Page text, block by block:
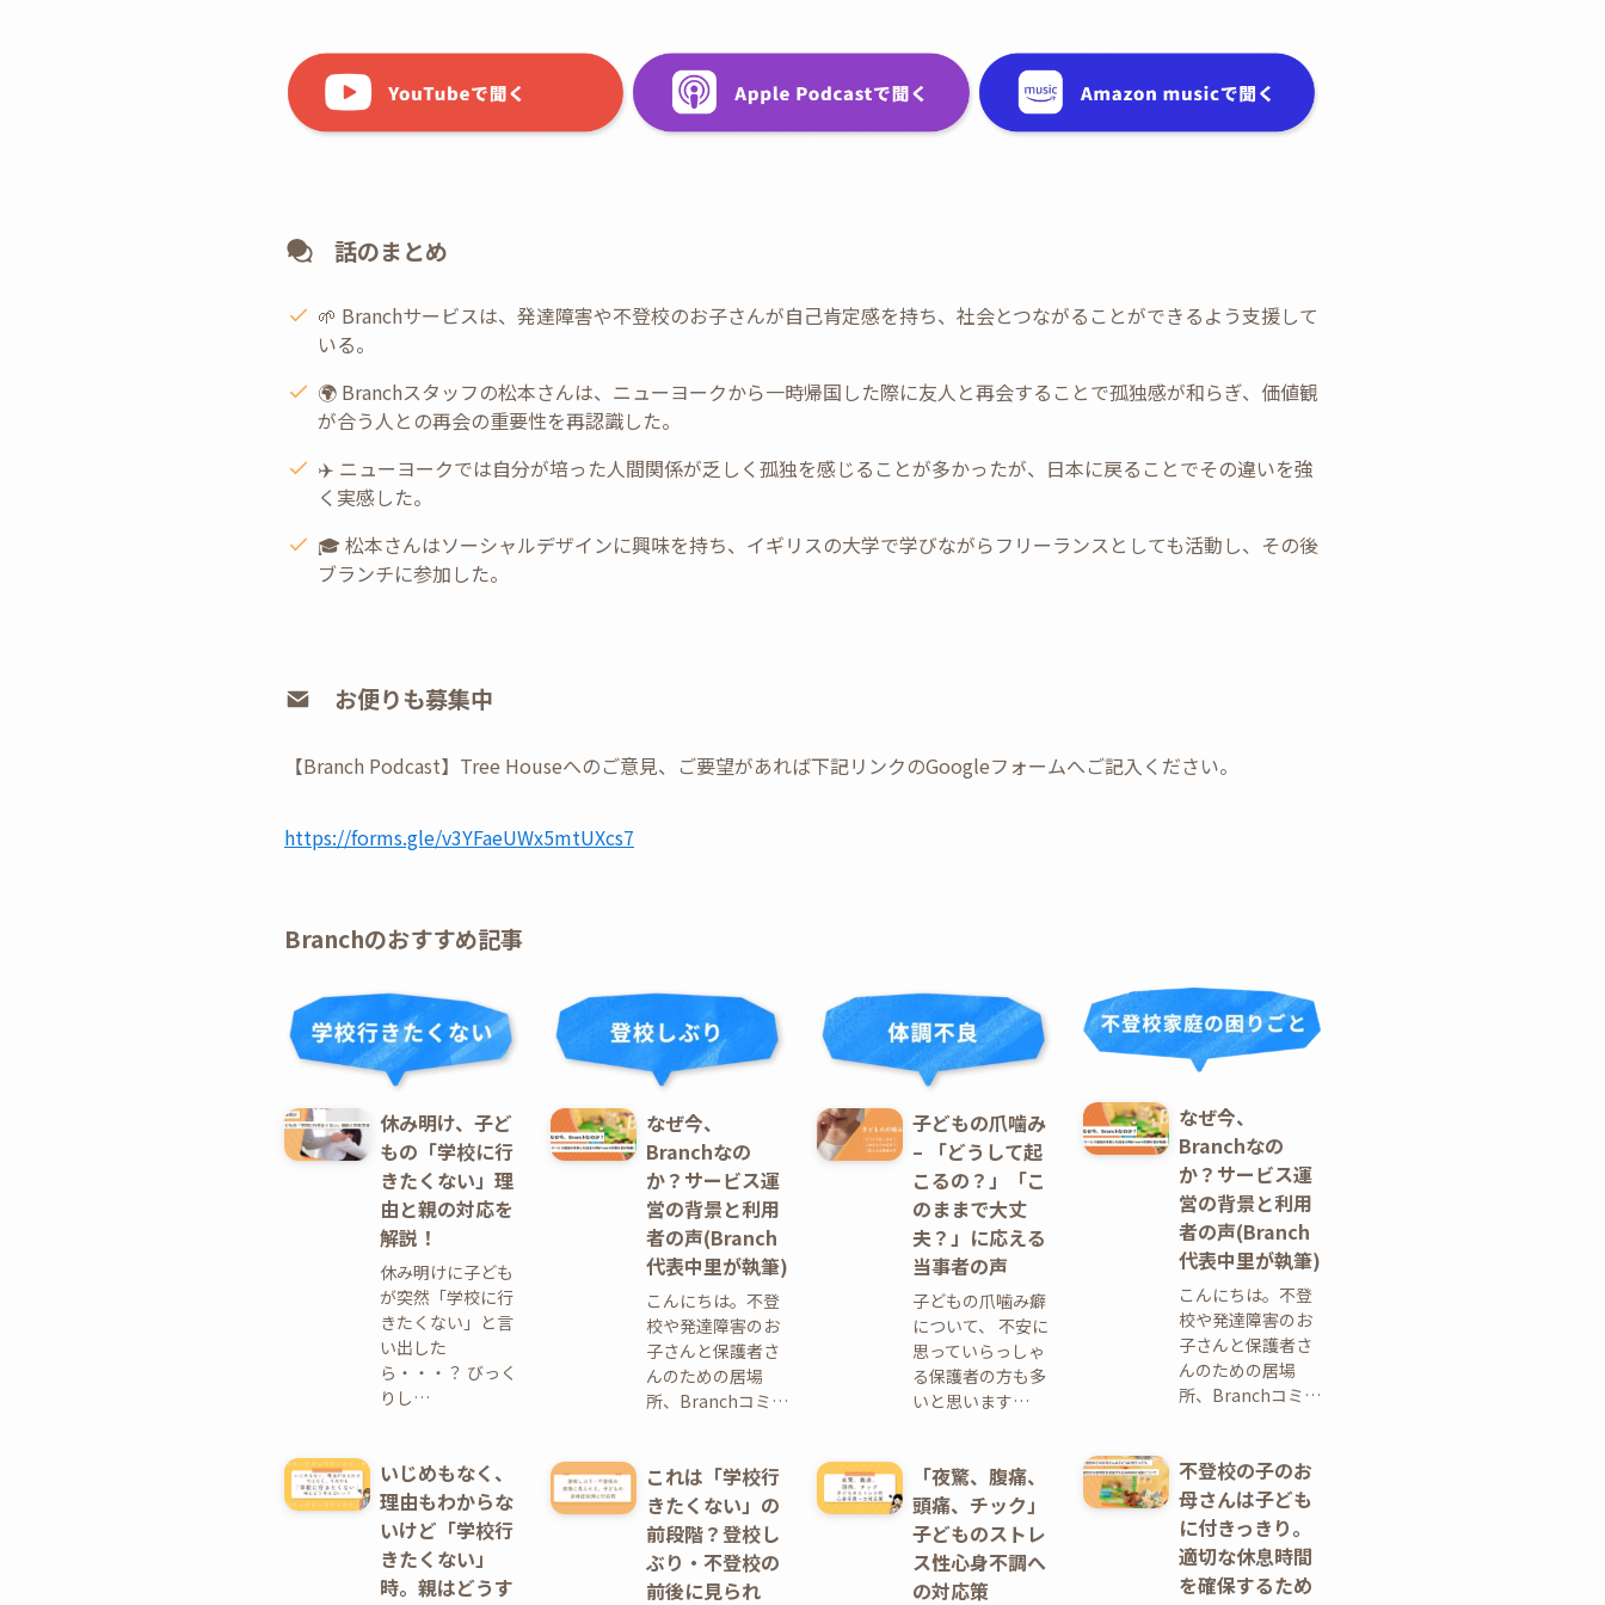
話のまとめ
🌱 Branchサービスは、発達障害や不登校のお子さんが自己肯定感を持ち、社会とつながることができるよう支援して
いる。
🌍 Branchスタッフの松本さんは、ニューヨークから一時帰国した際に友人と再会することで孤独感が和らぎ、価値観
が合う人との再会の重要性を再認識した。
✈️ ニューヨークでは自分が培った人間関係が乏しく孤独を感じることが多かったが、日本に戻ることでその違いを強
く実感した。
🎓 松本さんはソーシャルデザインに興味を持ち、イギリスの大学で学びながらフリーランスとしても活動し、その後
ブランチに参加した。
お便りも募集中
【Branch Podcast】Tree Houseへのご意見、ご要望があれば下記リンクのGoogleフォームへご記入ください。
⁠https://forms.gle/v3YFaeUWx5mtUXcs7
Branchのおすすめ記事
休み明け、子ど
もの「学校に行
きたくない」理
由と親の対応を
解説！
休み明けに子ども
が突然「学校に行
きたくない」と言
い出した
ら・・・？ びっく
りし…
いじめもなく、
理由もわからな
いけど「学校行
きたくない」
時。親はどうす
なぜ今、
Branchなの
か？サービス運
営の背景と利用
者の声(Branch
代表中里が執筆)
こんにちは。不登
校や発達障害のお
子さんと保護者さ
んのための居場
所、Branchコミ…
これは「学校行
きたくない」の
前段階？登校し
ぶり・不登校の
前後に見られ
子どもの爪噛み
– 「どうして起
こるの？」「こ
のままで大丈
夫？」に応える
当事者の声
子どもの爪噛み癖
について、 不安に
思っていらっしゃ
る保護者の方も多
いと思います…
「夜驚、腹痛、
頭痛、チック」
子どものストレ
ス性心身不調へ
の対応策
なぜ今、
Branchなの
か？サービス運
営の背景と利用
者の声(Branch
代表中里が執筆)
こんにちは。不登
校や発達障害のお
子さんと保護者さ
んのための居場
所、Branchコミ…
不登校の子のお
母さんは子ども
に付きっきり。
適切な休息時間
を確保するため